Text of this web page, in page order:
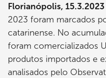
Florianópolis, 15.3.2023
2023 foram marcados
catarinense. No
foram comercializados
produtos importados e
analisados pelo